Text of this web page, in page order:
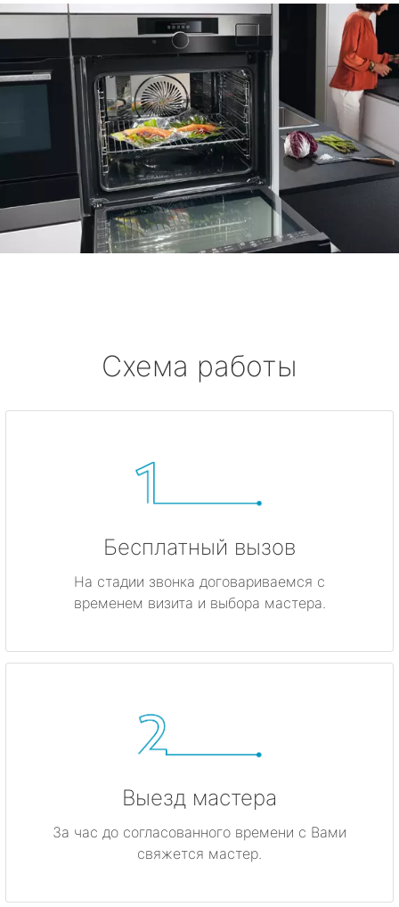
Схема работы
Бесплатный вызов
На стадии звонка договариваемся с
временем визита и выбора мастера.
Выезд мастера
За час до согласованного времени с Вами
свяжется мастер.